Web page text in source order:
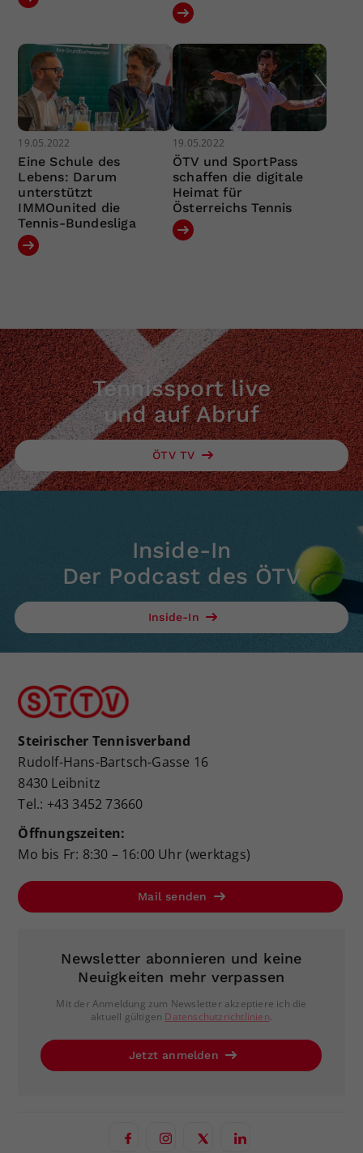
19.05.2022
Eine Schule des
Lebens: Darum
unterstützt
IMMOunited die
Tennis-Bundesliga
19.05.2022
ÖTV und SportPass
schaffen die digitale
Heimat für
Österreichs Tennis
Tennissport live
und auf Abruf
ÖTV TV
Inside-In
Der Podcast des ÖTV
Inside-In
Steirischer Tennisverband
Rudolf-Hans-Bartsch-Gasse 16
8430 Leibnitz
Tel.: +43 3452 73660
Öffnungszeiten:
Mo bis Fr: 8:30 – 16:00 Uhr (werktags)
Mail senden
Newsletter abonnieren und keine
Neuigkeiten mehr verpassen
Mit der Anmeldung zum Newsletter akzeptiere ich die
aktuell gültigen Datenschutzrichtlinien.
Jetzt anmelden